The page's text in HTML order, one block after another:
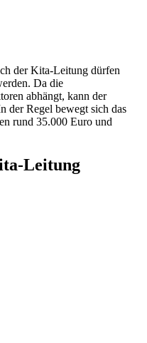
der Kita-Leitung dürfen
Da die
abhängt, kann der
der Regel bewegt sich das
rund 35.000 Euro und
Leitung